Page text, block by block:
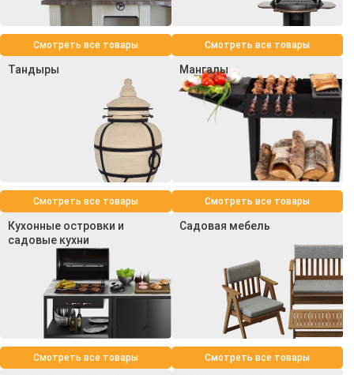
Смотреть все товары Смотреть все товары
Тандыры
Смотреть все товары
Мангалы
Смотреть все товары
Кухонные островки и
садовые кухни
Смотреть все товары
Садовая мебель
Смотреть все товары